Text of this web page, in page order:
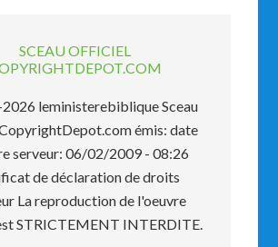
SCEAU OFFICIEL
leministerebiblique Sceau
émis: date
serveur: 06/02/2009 - 08:26
de déclaration de droits
La reproduction de l'oeuvre
STRICTEMENT INTERDITE.